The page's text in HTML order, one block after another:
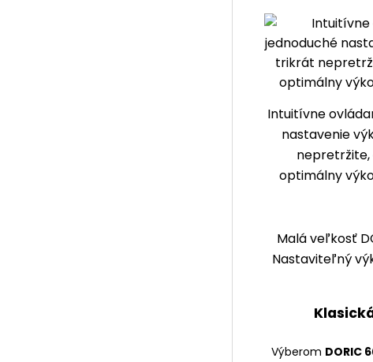
Intuitívne
nastavenie
nepretržite,
optimálny
Malá veľkosť
Nastaviteľný
Výberom DORIC